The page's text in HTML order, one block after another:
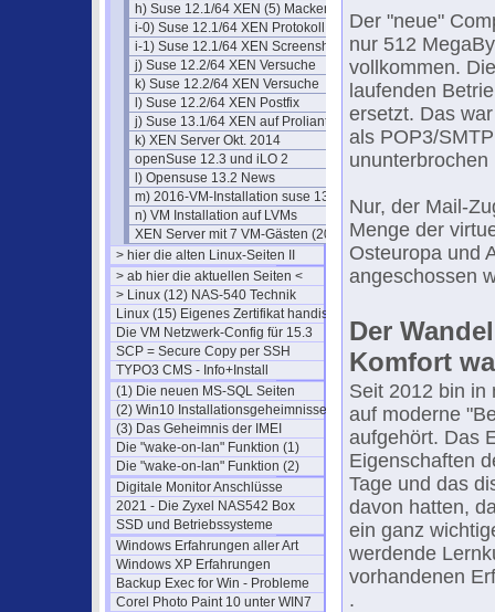
h) Suse 12.1/64 XEN (5) Macken
i-0) Suse 12.1/64 XEN Protokoll (6)
i-1) Suse 12.1/64 XEN Screenshots
j) Suse 12.2/64 XEN Versuche
k) Suse 12.2/64 XEN Versuche
l) Suse 12.2/64 XEN Postfix
j) Suse 13.1/64 XEN auf Proliant
k) XEN Server Okt. 2014
openSuse 12.3 und iLO 2
l) Opensuse 13.2 News
m) 2016-VM-Installation suse 13.2
n) VM Installation auf LVMs
XEN Server mit 7 VM-Gästen (2010)
> hier die alten Linux-Seiten II
> ab hier die aktuellen Seiten <
> Linux (12) NAS-540 Technik
Linux (15) Eigenes Zertifikat handisch
Die VM Netzwerk-Config für 15.3
SCP = Secure Copy per SSH
TYPO3 CMS - Info+Install
(1) Die neuen MS-SQL Seiten
(2) Win10 Installationsgeheimnisse
(3) Das Geheimnis der IMEI
Die "wake-on-lan" Funktion (1)
Die "wake-on-lan" Funktion (2)
Digitale Monitor Anschlüsse
2021 - Die Zyxel NAS542 Box
SSD und Betriebssysteme
Windows Erfahrungen aller Art
Windows XP Erfahrungen
Backup Exec for Win - Probleme
Corel Photo Paint 10 unter WIN7
Der "neue"
nur 512
vollkommen.
laufenden
ersetzt. Das
als POP3/
Nur, der Mail-
Menge der
Osteuropa und
angeschossen
Der
Komfort
Seit 2012 bin in
auf moderne
aufgehört. Das
Eigenschaften
Tage und das
davon hatten,
ein ganz
werdende
vorhandenen
.